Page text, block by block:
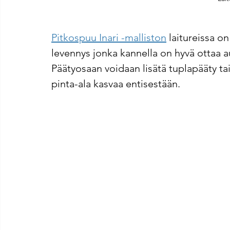
Pitkospuu Inari -malliston laitureissa
levennys jonka kannella on hyvä ottaa
Päätyosaan voidaan lisätä tuplapääty
pinta-ala kasvaa entisestään.